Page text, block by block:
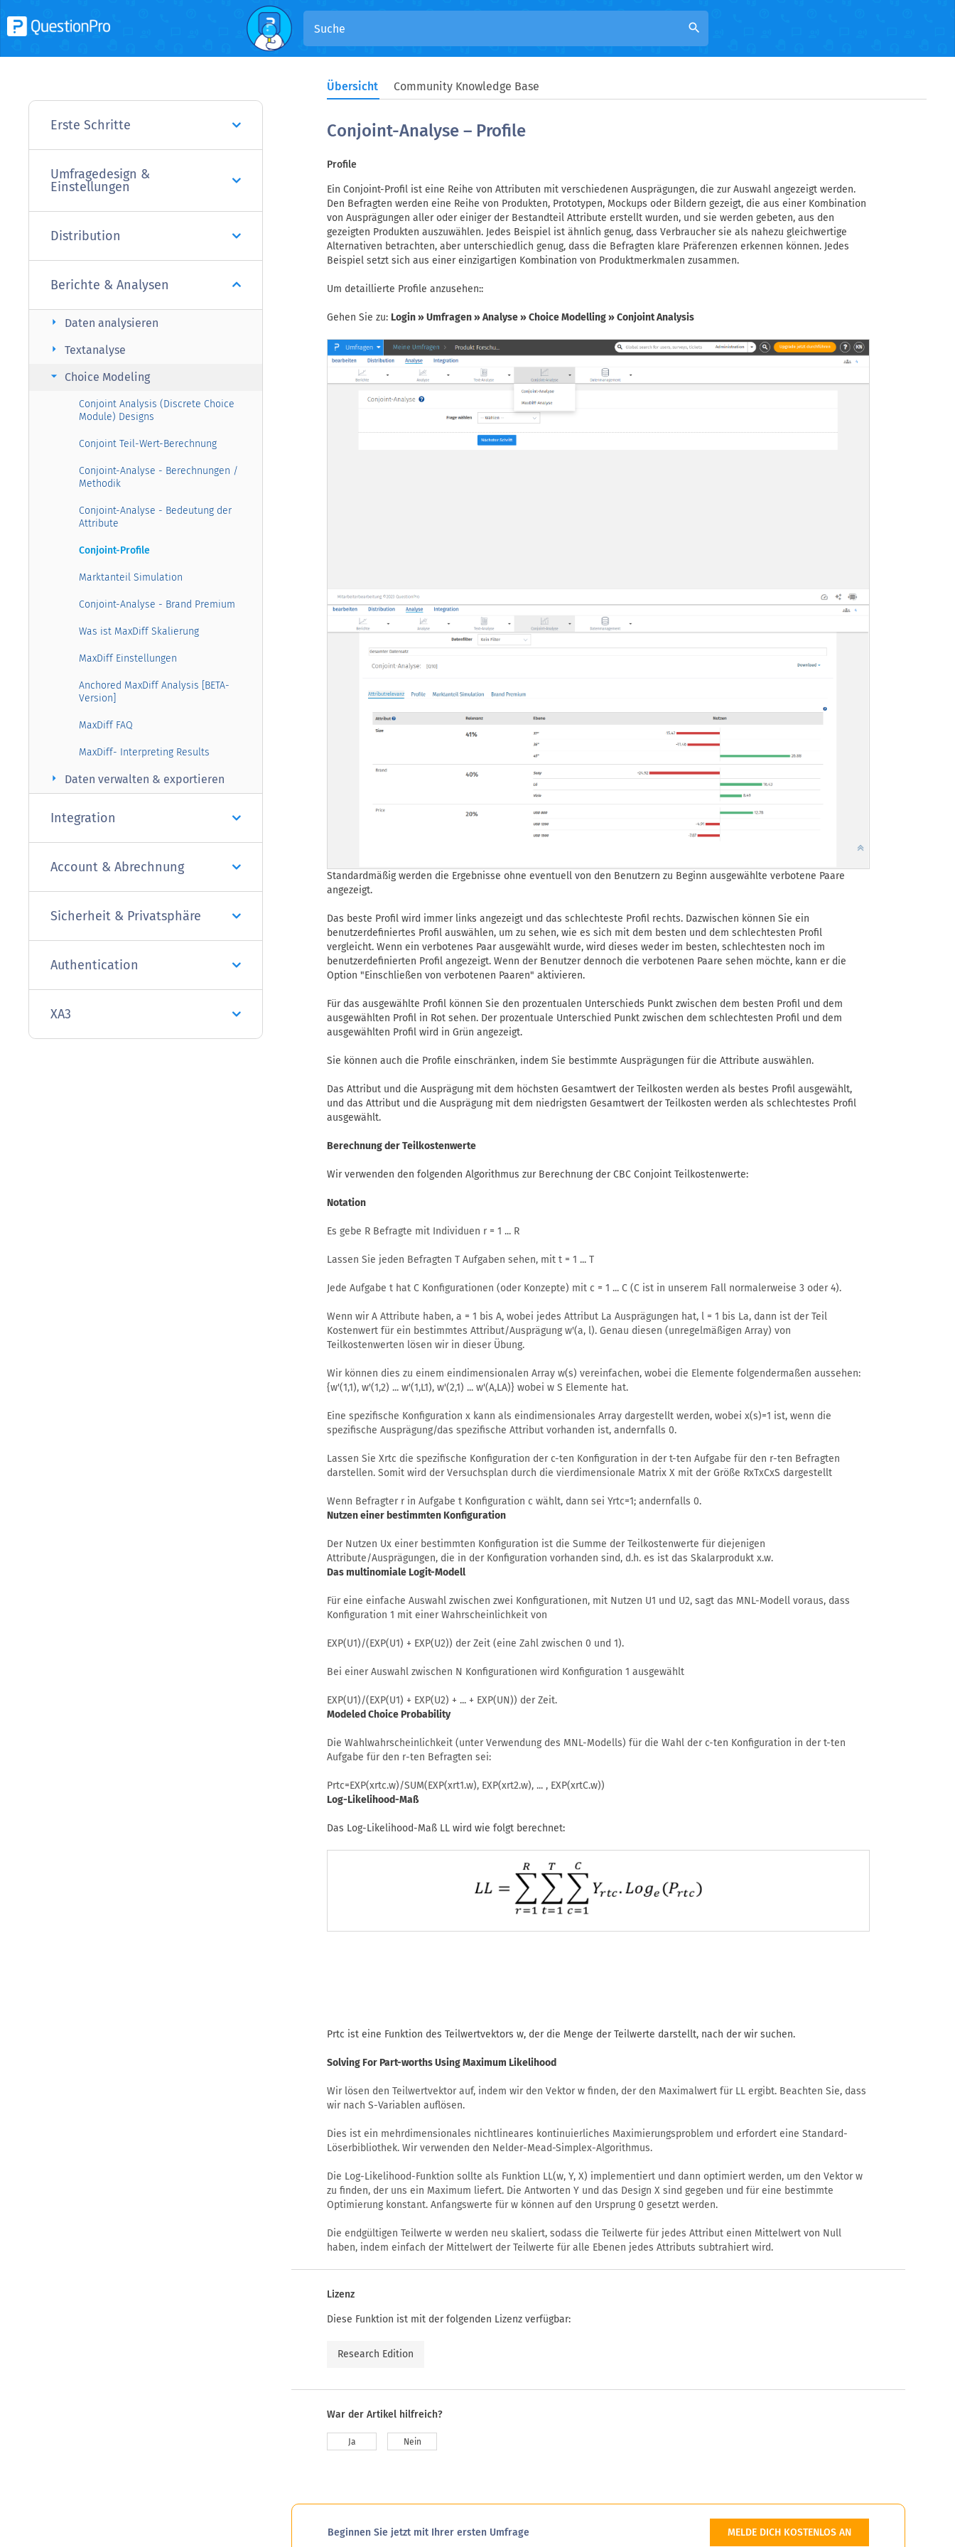
search
Übersicht Community Knowledge Base
Erste Schritte
Umfragedesign &
Einstellungen
Distribution
Berichte & Analysen
Daten analysieren
arrow_right
Textanalyse
arrow_right
Choice Modeling
arrow_right
Conjoint Analysis (Discrete Choice
Module) Designs
Conjoint Teil-Wert-Berechnung
Conjoint-Analyse - Berechnungen /
Methodik
Conjoint-Analyse - Bedeutung der
Attribute
Conjoint-Profile
Marktanteil Simulation
Conjoint-Analyse - Brand Premium
Was ist MaxDiff Skalierung
MaxDiff Einstellungen
Anchored MaxDiff Analysis [BETA-
Version]
MaxDiff FAQ
MaxDiff- Interpreting Results
Daten verwalten & exportieren
arrow_right
Integration
Account & Abrechnung
Sicherheit & Privatsphäre
Authentication
XA3
Conjoint-Analyse – Profile
Profile
Ein Conjoint-Profil ist eine Reihe von Attributen mit verschiedenen Ausprägungen, die zur Auswahl angezeigt werden.
Den Befragten werden eine Reihe von Produkten, Prototypen, Mockups oder Bildern gezeigt, die aus einer Kombination
von Ausprägungen aller oder einiger der Bestandteil Attribute erstellt wurden, und sie werden gebeten, aus den
gezeigten Produkten auszuwählen. Jedes Beispiel ist ähnlich genug, dass Verbraucher sie als nahezu gleichwertige
Alternativen betrachten, aber unterschiedlich genug, dass die Befragten klare Präferenzen erkennen können. Jedes
Beispiel setzt sich aus einer einzigartigen Kombination von Produktmerkmalen zusammen.
Um detaillierte Profile anzusehen::
Gehen Sie zu: Login » Umfragen » Analyse » Choice Modelling » Conjoint Analysis
Standardmäßig werden die Ergebnisse ohne eventuell von den Benutzern zu Beginn ausgewählte verbotene Paare
angezeigt.
Das beste Profil wird immer links angezeigt und das schlechteste Profil rechts. Dazwischen können Sie ein
benutzerdefiniertes Profil auswählen, um zu sehen, wie es sich mit dem besten und dem schlechtesten Profil
vergleicht. Wenn ein verbotenes Paar ausgewählt wurde, wird dieses weder im besten, schlechtesten noch im
benutzerdefinierten Profil angezeigt. Wenn der Benutzer dennoch die verbotenen Paare sehen möchte, kann er die
Option "Einschließen von verbotenen Paaren" aktivieren.
Für das ausgewählte Profil können Sie den prozentualen Unterschieds Punkt zwischen dem besten Profil und dem
ausgewählten Profil in Rot sehen. Der prozentuale Unterschied Punkt zwischen dem schlechtesten Profil und dem
ausgewählten Profil wird in Grün angezeigt.
Sie können auch die Profile einschränken, indem Sie bestimmte Ausprägungen für die Attribute auswählen.
Das Attribut und die Ausprägung mit dem höchsten Gesamtwert der Teilkosten werden als bestes Profil ausgewählt,
und das Attribut und die Ausprägung mit dem niedrigsten Gesamtwert der Teilkosten werden als schlechtestes Profil
ausgewählt.
Berechnung der Teilkostenwerte
Wir verwenden den folgenden Algorithmus zur Berechnung der CBC Conjoint Teilkostenwerte:
Notation
Es gebe R Befragte mit Individuen r = 1 ... R
Lassen Sie jeden Befragten T Aufgaben sehen, mit t = 1 ... T
Jede Aufgabe t hat C Konfigurationen (oder Konzepte) mit c = 1 ... C (C ist in unserem Fall normalerweise 3 oder 4).
Wenn wir A Attribute haben, a = 1 bis A, wobei jedes Attribut La Ausprägungen hat, l = 1 bis La, dann ist der Teil
Kostenwert für ein bestimmtes Attribut/Ausprägung w'(a, l). Genau diesen (unregelmäßigen Array) von
Teilkostenwerten lösen wir in dieser Übung.
Wir können dies zu einem eindimensionalen Array w(s) vereinfachen, wobei die Elemente folgendermaßen aussehen:
{w'(1,1), w'(1,2) ... w'(1,L1), w'(2,1) ... w'(A,LA)} wobei w S Elemente hat.
Eine spezifische Konfiguration x kann als eindimensionales Array dargestellt werden, wobei x(s)=1 ist, wenn die
spezifische Ausprägung/das spezifische Attribut vorhanden ist, andernfalls 0.
Lassen Sie Xrtc die spezifische Konfiguration der c-ten Konfiguration in der t-ten Aufgabe für den r-ten Befragten
darstellen. Somit wird der Versuchsplan durch die vierdimensionale Matrix X mit der Größe RxTxCxS dargestellt
Wenn Befragter r in Aufgabe t Konfiguration c wählt, dann sei Yrtc=1; andernfalls 0.
Nutzen einer bestimmten Konfiguration
Der Nutzen Ux einer bestimmten Konfiguration ist die Summe der Teilkostenwerte für diejenigen
Attribute/Ausprägungen, die in der Konfiguration vorhanden sind, d.h. es ist das Skalarprodukt x.w.
Das multinomiale Logit-Modell
Für eine einfache Auswahl zwischen zwei Konfigurationen, mit Nutzen U1 und U2, sagt das MNL-Modell voraus, dass
Konfiguration 1 mit einer Wahrscheinlichkeit von
EXP(U1)/(EXP(U1) + EXP(U2)) der Zeit (eine Zahl zwischen 0 und 1).
Bei einer Auswahl zwischen N Konfigurationen wird Konfiguration 1 ausgewählt
EXP(U1)/(EXP(U1) + EXP(U2) + ... + EXP(UN)) der Zeit.
Modeled Choice Probability
Die Wahlwahrscheinlichkeit (unter Verwendung des MNL-Modells) für die Wahl der c-ten Konfiguration in der t-ten
Aufgabe für den r-ten Befragten sei:
Prtc=EXP(xrtc.w)/SUM(EXP(xrt1.w), EXP(xrt2.w), ... , EXP(xrtC.w))
Log-Likelihood-Maß
Das Log-Likelihood-Maß LL wird wie folgt berechnet:
Prtc ist eine Funktion des Teilwertvektors w, der die Menge der Teilwerte darstellt, nach der wir suchen.
Solving For Part-worths Using Maximum Likelihood
Wir lösen den Teilwertvektor auf, indem wir den Vektor w finden, der den Maximalwert für LL ergibt. Beachten Sie, dass
wir nach S-Variablen auflösen.
Dies ist ein mehrdimensionales nichtlineares kontinuierliches Maximierungsproblem und erfordert eine Standard-
Löserbibliothek. Wir verwenden den Nelder-Mead-Simplex-Algorithmus.
Die Log-Likelihood-Funktion sollte als Funktion LL(w, Y, X) implementiert und dann optimiert werden, um den Vektor w
zu finden, der uns ein Maximum liefert. Die Antworten Y und das Design X sind gegeben und für eine bestimmte
Optimierung konstant. Anfangswerte für w können auf den Ursprung 0 gesetzt werden.
Die endgültigen Teilwerte w werden neu skaliert, sodass die Teilwerte für jedes Attribut einen Mittelwert von Null
haben, indem einfach der Mittelwert der Teilwerte für alle Ebenen jedes Attributs subtrahiert wird.
Lizenz
Diese Funktion ist mit der folgenden Lizenz verfügbar:
Research Edition
War der Artikel hilfreich?
Ja Nein
Beginnen Sie jetzt mit Ihrer ersten Umfrage MELDE DICH KOSTENLOS AN